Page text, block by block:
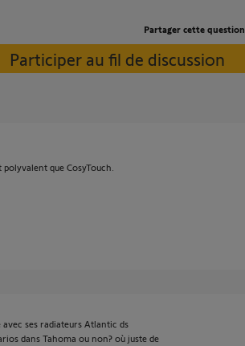
Partager cette question
Participer au fil de discussion
que CosyTouch.
ses radiateurs Atlantic ds
dans Tahoma ou non? où juste de